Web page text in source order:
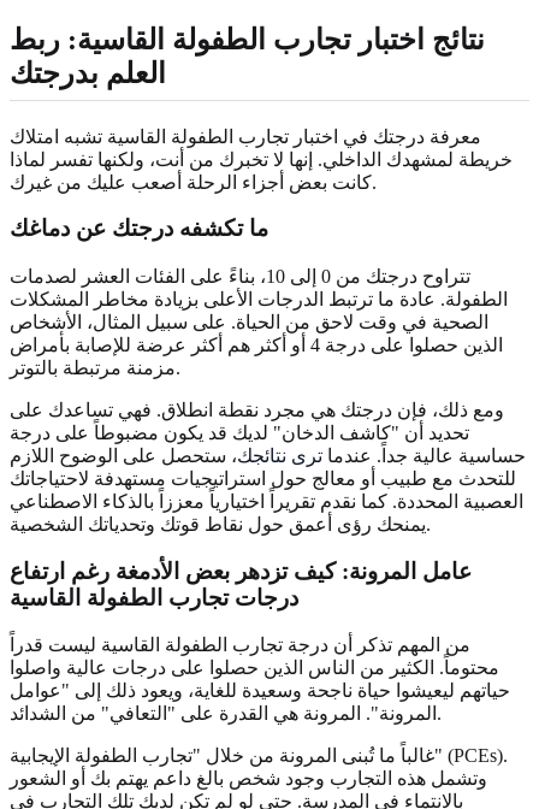
نتائج اختبار تجارب الطفولة القاسية: ربط
العلم بدرجتك
معرفة درجتك في اختبار تجارب الطفولة القاسية تشبه امتلاك
خريطة لمشهدك الداخلي. إنها لا تخبرك من أنت، ولكنها تفسر لماذا
كانت بعض أجزاء الرحلة أصعب عليك من غيرك.
ما تكشفه درجتك عن دماغك
تتراوح درجتك من 0 إلى 10، بناءً على الفئات العشر لصدمات
الطفولة. عادة ما ترتبط الدرجات الأعلى بزيادة مخاطر المشكلات
الصحية في وقت لاحق من الحياة. على سبيل المثال، الأشخاص
الذين حصلوا على درجة 4 أو أكثر هم أكثر عرضة للإصابة بأمراض
مزمنة مرتبطة بالتوتر.
ومع ذلك، فإن درجتك هي مجرد نقطة انطلاق. فهي تساعدك على
تحديد أن "كاشف الدخان" لديك قد يكون مضبوطاً على درجة
حساسية عالية جداً. عندما ترى نتائجك، ستحصل على الوضوح اللازم
للتحدث مع طبيب أو معالج حول استراتيجيات مستهدفة لاحتياجاتك
العصبية المحددة. كما نقدم تقريراً اختيارياً معززاً بالذكاء الاصطناعي
يمنحك رؤى أعمق حول نقاط قوتك وتحدياتك الشخصية.
عامل المرونة: كيف تزدهر بعض الأدمغة رغم ارتفاع
درجات تجارب الطفولة القاسية
من المهم تذكر أن درجة تجارب الطفولة القاسية ليست قدراً
محتوماً. الكثير من الناس الذين حصلوا على درجات عالية واصلوا
حياتهم ليعيشوا حياة ناجحة وسعيدة للغاية، ويعود ذلك إلى "عوامل
المرونة". المرونة هي القدرة على "التعافي" من الشدائد.
غالباً ما تُبنى المرونة من خلال "تجارب الطفولة الإيجابية" (PCEs).
وتشمل هذه التجارب وجود شخص بالغ داعم يهتم بك أو الشعور
بالانتماء في المدرسة. حتى لو لم تكن لديك تلك التجارب في